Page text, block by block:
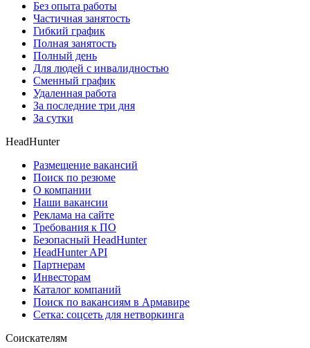
Без опыта работы
Частичная занятость
Гибкий график
Полная занятость
Полный день
Для людей с инвалидностью
Сменный график
Удаленная работа
За последние три дня
За сутки
HeadHunter
Размещение вакансий
Поиск по резюме
О компании
Наши вакансии
Реклама на сайте
Требования к ПО
Безопасный HeadHunter
HeadHunter API
Партнерам
Инвесторам
Каталог компаний
Поиск по вакансиям в Армавире
Сетка: соцсеть для нетворкинга
Соискателям